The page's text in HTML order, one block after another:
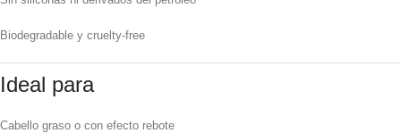
Biodegradable y cruelty-free
Ideal para
Cabello graso o con efecto rebote